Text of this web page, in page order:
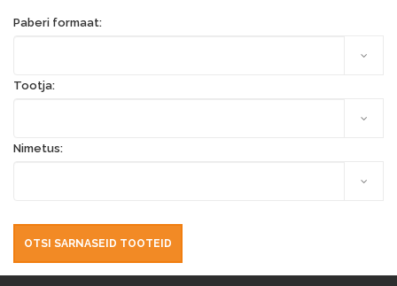
Paberi formaat:
Tootja:
Nimetus: